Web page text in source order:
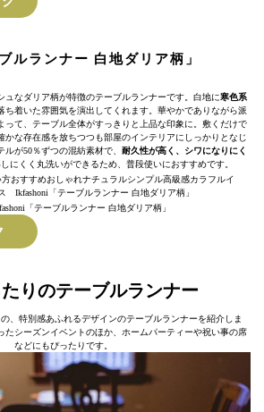
ランナー 白地ダリア柄」
ュなダリア柄が特徴のテーブルランナーです。白地に寒色系
ち着いた雰囲気を演出してくれます。華やかでありながら派
って、テーブル全体がすっきりと上品な印象に。敷くだけで
かな存在感を放ちつつも部屋のインテリアにしっかりとなじ
が50％ずつの混紡素材で、 耐久性が高く、シワになりにく
にくく丸洗いができるため、普段使いにおすすめです。
「テーブルランナー 白地ダリア柄」
りのテーブルランナー
、特別感あふれるデザインのテーブルランナーを紹介しま
たシーズンイベントのほか、ホームパーティーや祝い事の席
などにもぴったりです。